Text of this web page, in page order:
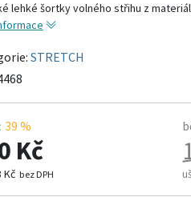
lehké šortky volného střihu z
STRETCH
39 %
Kč
Kč bez DPH